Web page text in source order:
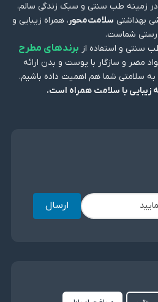
در زمینه طب سنتی و سبک زندگی سالم،
بهداشتی سلامت‌محور، همراه زیبایی و
شماست.
سنتی و استفاده از برندهای مطرح
مضر و سازگار با پوست و بدن ارائه
به سلامتی شما هم اهمیت داده باشیم.
زیبایی با سلامت همراه است.
ارسال